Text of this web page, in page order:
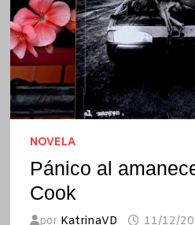
NOVELA
Pánico al
Cook
por KatrinaVD 11/12/